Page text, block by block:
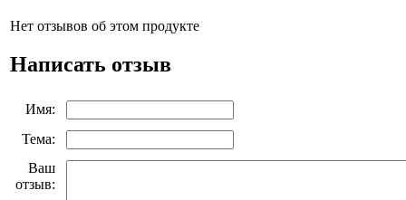
Нет отзывов об этом продукте
Написать отзыв
Имя:
Тема:
Ваш
отзыв: